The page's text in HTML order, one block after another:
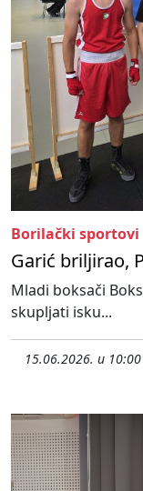
Borilački sportovi
Garić briljirao,
Mladi boksači
skupljati isku...
15.06.2026. u 10:00